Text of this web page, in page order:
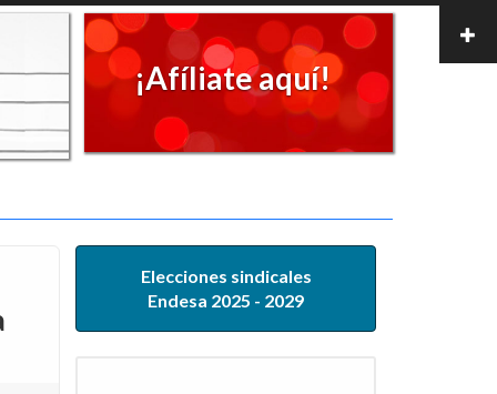
¡Afíliate aquí!
Elecciones sindicales
Endesa 2025 - 2029